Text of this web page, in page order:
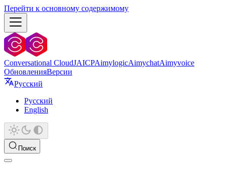
Перейти к основному содержимому
Conversational CloudJAICPAimylogicAimychatAimyvoice
ОбновленияВерсии
Русский
Русский
English
Поиск